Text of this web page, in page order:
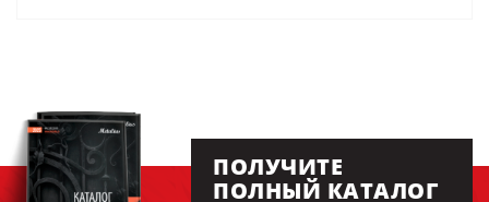
ПОЛУЧИТЕ
ПОЛНЫЙ КАТАЛОГ